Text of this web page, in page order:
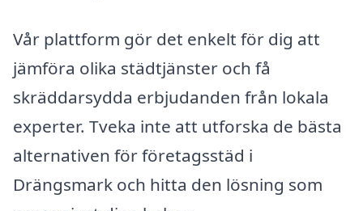
Vår plattform gör det enkelt för dig att
jämföra olika städtjänster och få
skräddarsydda erbjudanden från lokala
experter. Tveka inte att utforska de bästa
alternativen för företagsstäd i
Drängsmark och hitta den lösning som